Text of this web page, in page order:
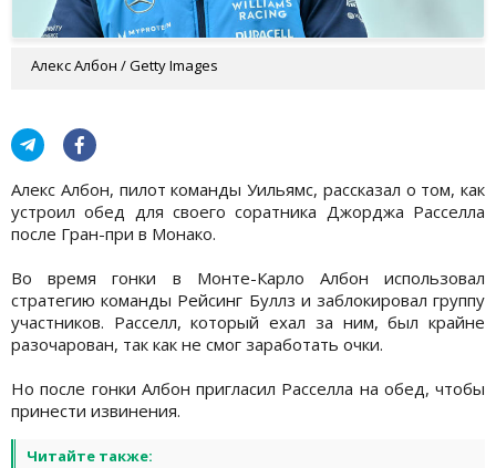
Алекс Албон / Getty Images
Алекс Албон, пилот команды Уильямс, рассказал о том, как
устроил обед для своего соратника Джорджа Расселла
после Гран-при в Монако.
Во время гонки в Монте-Карло Албон использовал
стратегию команды Рейсинг Буллз и заблокировал группу
участников. Расселл, который ехал за ним, был крайне
разочарован, так как не смог заработать очки.
Но после гонки Албон пригласил Расселла на обед, чтобы
принести извинения.
Читайте также: